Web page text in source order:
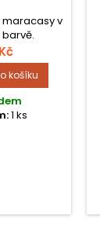
v
košíku
1 ks